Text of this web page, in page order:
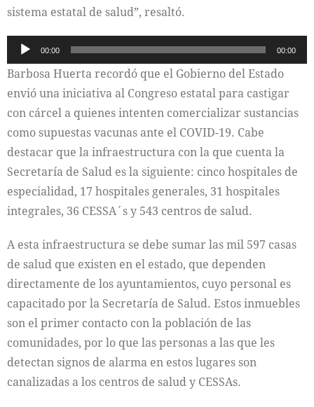
sistema estatal de salud”, resaltó.
Reproductor
de
00:00 00:00
Barbosa Huerta recordó que el Gobierno del Estado
envió una iniciativa al Congreso estatal para castigar
con cárcel a quienes intenten comercializar sustancias
como supuestas vacunas ante el COVID-19. Cabe
destacar que la infraestructura con la que cuenta la
Secretaría de Salud es la siguiente: cinco hospitales de
especialidad, 17 hospitales generales, 31 hospitales
integrales, 36 CESSA´s y 543 centros de salud.
A esta infraestructura se debe sumar las mil 597 casas
de salud que existen en el estado, que dependen
directamente de los ayuntamientos, cuyo personal es
capacitado por la Secretaría de Salud. Estos inmuebles
son el primer contacto con la población de las
comunidades, por lo que las personas a las que les
detectan signos de alarma en estos lugares son
canalizadas a los centros de salud y CESSAs.